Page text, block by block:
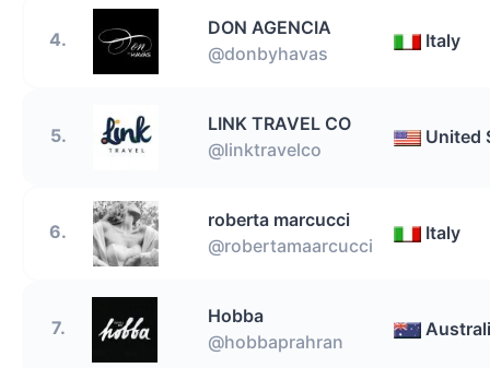
4.
DON AGENCIA
@donbyhavas
Italy
5.
LINK TRAVEL CO
@linktravelco
United
6.
roberta marcucci
@robertamaarcucci
Italy
7.
Hobba
@hobbaprahran